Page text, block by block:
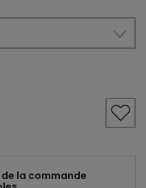
la commande